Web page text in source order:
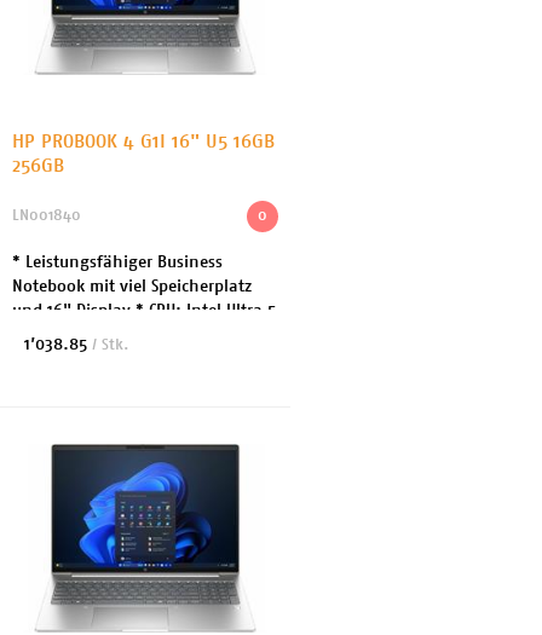
HP PROBOOK 4 G1I 16" U5 16GB
256GB
0
LN001840
* Leistungsfähiger Business
Notebook mit viel Speicherplatz
und 16" Display * CPU: Intel Ultra 5
225U / 4.8GHz * Arbeitsspeicher:
1’038.85 / Stk.